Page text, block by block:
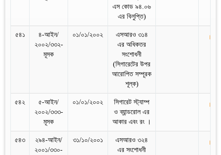
এস কোড ৯৪.০৬
এর বিলুপ্তি)
৫৪১
৪-আইন/
২০০২/৩৩২-
মূসক
০১/০১/২০০২
এসআরও ৩১৪
এর অধিকতর
সংশোধনী
(সিগারেটের উপর
আরোপিত সম্পূরক
শূল্ক)
৫৪২
৫-আইন/
২০০২/৩৩৩-
মূসক
০১/০১/২০০২
সিগারেট স্ট্যাম্প
ও ব্যান্ডরোল এর
আকার এবং রং ।
৫৪৩
২৯৪-আইন/
২০০১/৩৩০-
৩১/১০/২০০১
এসআরও ৩২৪
এর সংশোধনী